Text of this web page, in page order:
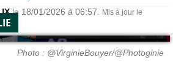
le 18/01/2026 à 06:57.
Mis à jour le
Photo : @VirginieBouyer/@Photoginie